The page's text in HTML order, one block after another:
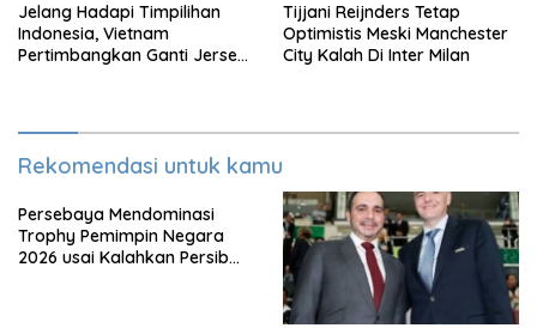
Jelang Hadapi Timpilihan
Indonesia, Vietnam
Pertimbangkan Ganti Jersey
Tijjani Reijnders Tetap
Optimistis Meski Manchester
City Kalah Di Inter Milan
Rekomendasi untuk kamu
Persebaya Mendominasi
Trophy Pemimpin Negara
2026 usai Kalahkan Persib